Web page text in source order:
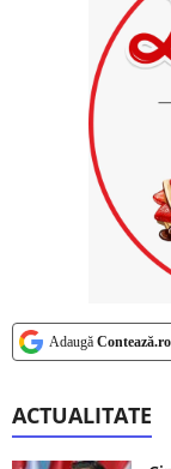
Adaugă Contează.ro
ACTUALITATE